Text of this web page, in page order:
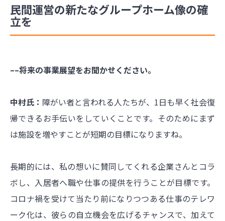
民間運営の新たなグループホーム像の確
立を
––将来の事業展望をお聞かせください。
中村氏： 障がい者と言われる人たちが、1日も早く社会復
帰できるお手伝いをしていくことです。そのためにまず
は施設を増やすことが短期の目標になりますね。
長期的には、私の想いに賛同してくれる企業さんとコラ
ボし、入居者へ職や仕事の提供を行うことが目標です。
コロナ禍を受けて当たり前になりつつある仕事のテレワ
ーク化は、彼らの自立機会を広げるチャンスで、加えて